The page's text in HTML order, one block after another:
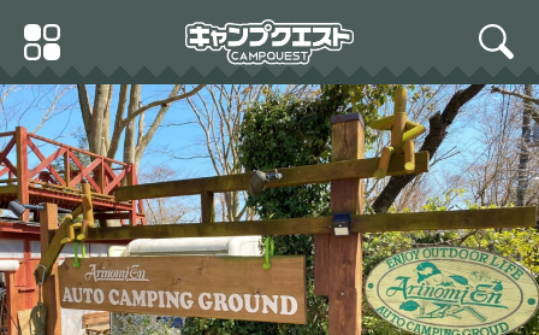
Primary
Menu
search